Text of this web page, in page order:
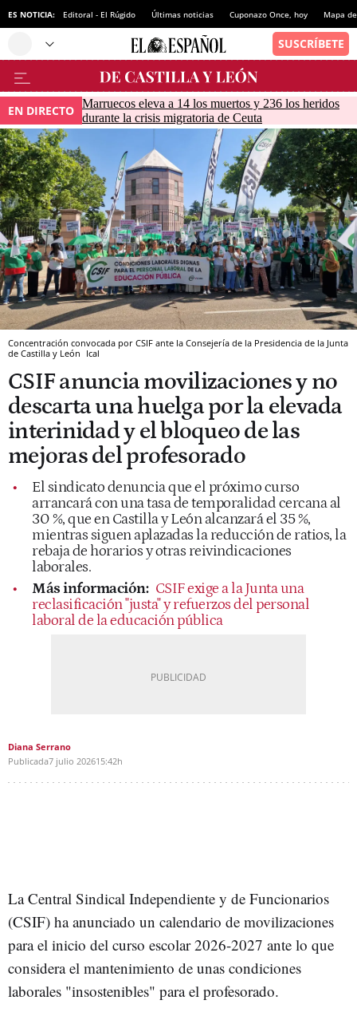
ES NOTICIA: Editoral - El Rúgido Últimas noticias Cuponazo Once, hoy Mapa
EN DIRECTO Marruecos eleva a 14 los muertos y 236 los heridos
durante la crisis migratoria de Ceuta
Concentración convocada por CSIF ante la Consejería de la Presidencia de la Junta
de Castilla y León Ical
CSIF anuncia movilizaciones y no
descarta una huelga por la elevada
interinidad y el bloqueo de las
mejoras del profesorado
El sindicato denuncia que el próximo curso
arrancará con una tasa de temporalidad cercana al
30 %, que en Castilla y León alcanzará el 35 %,
mientras siguen aplazadas la reducción de ratios, la
rebaja de horarios y otras reivindicaciones
laborales.
Más información: CSIF exige a la Junta una
reclasificación "justa" y refuerzos del personal
laboral de la educación pública
Diana Serrano
Publicada7 julio 202615:42h
La Central Sindical Independiente y de Funcionarios
(CSIF) ha anunciado un calendario de movilizaciones
para el inicio del curso escolar 2026-2027 ante lo que
considera el mantenimiento de unas condiciones
laborales "insostenibles" para el profesorado.